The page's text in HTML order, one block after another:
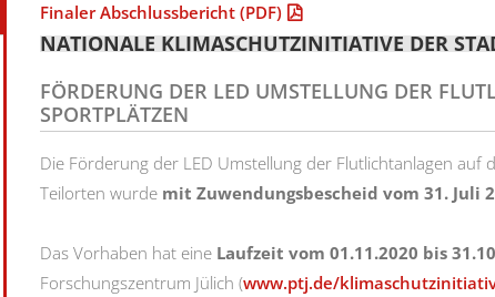
Finaler Abschlussbericht (PDF)
NATIONALE KLIMASCHUTZINITIATIVE DER
FÖRDERUNG DER LED UMSTELLUNG DER
SPORTPLÄTZEN
Die Förderung der LED Umstellung der Flutlichtanlagen auf
Teilorten wurde mit Zuwendungsbescheid vom 31. Juli
Das Vorhaben hat eine Laufzeit vom 01.11.2020 bis
Forschungszentrum Jülich (www.ptj.de/